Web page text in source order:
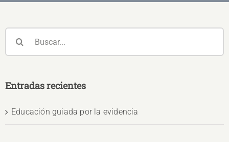
Entradas recientes
Educación guiada por la evidencia